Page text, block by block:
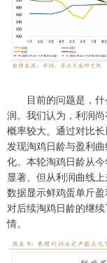
目前的问题是，什
润。我们认为，利润
概率较大。通过对比
发现淘鸡日龄与盈利
化。本轮淘鸡日龄从
显著。但从利润曲线
数据显示鲜鸡蛋单斤
对后续淘鸡日龄的继
情。